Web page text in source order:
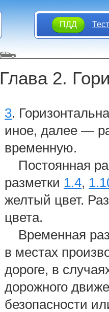
ПДД
Глава 2.
3.
иное, далее —
временную.
Постоянная
разметки 1.4,
желтый цвет.
цвета.
Временная
в местах
дороге, в
дорожного
безопасности